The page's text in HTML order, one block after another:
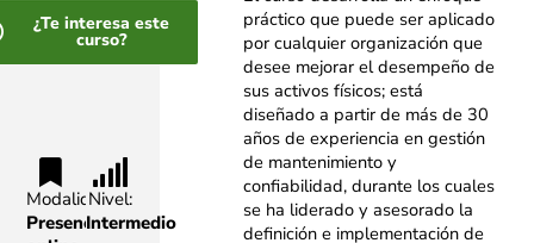
¿Te interesa este
curso?
Modalidad:
Presencial,
Nivel:
Intermedio
práctico que puede ser aplicado
por cualquier organización que
desee mejorar el desempeño de
sus activos físicos; está
diseñado a partir de más de 30
años deexperiencia en gestión
de mantenimiento y
confiabilidad, durante los cuales
se ha liderado yasesorado la
definición e implementación de